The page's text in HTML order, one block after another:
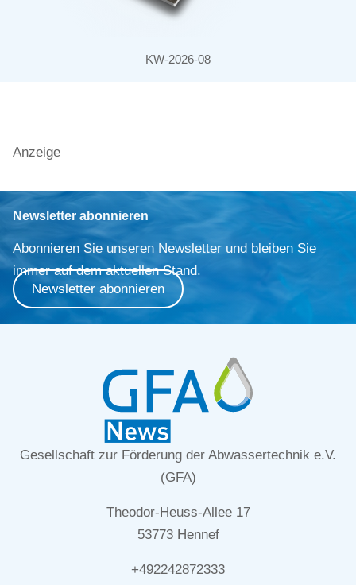
KW-2026-08
Anzeige
Newsletter abonnieren
Abonnieren Sie unseren Newsletter und bleiben Sie
immer auf dem aktuellen Stand.
Newsletter abonnieren
Gesellschaft zur Förderung der Abwassertechnik e.V.
(GFA)
Theodor-Heuss-Allee 17
53773 Hennef
+492242872333